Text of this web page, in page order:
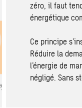
zéro, il faut
énergétique
Ce principe
Réduire la
l’énergie de
négligé. Sans